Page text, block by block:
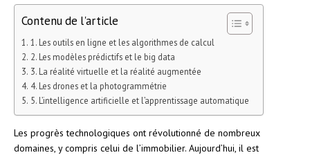
Contenu de l'article
1. Les outils en ligne et les algorithmes de calcul
2. Les modèles prédictifs et le big data
3. La réalité virtuelle et la réalité augmentée
4. Les drones et la photogrammétrie
5. L’intelligence artificielle et l’apprentissage automatique
Les progrès technologiques ont révolutionné de nombreux
domaines, y compris celui de l’immobilier. Aujourd’hui, il est